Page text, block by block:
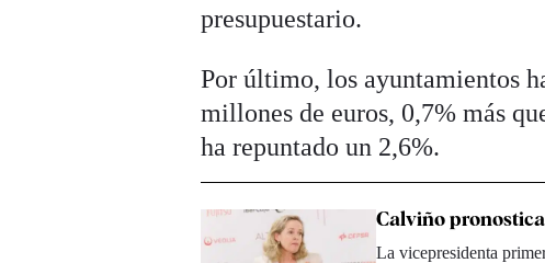
presupuestario.
Por último, los ayuntamientos
millones de euros, 0,7% más
ha repuntado un 2,6%.
Calviño
La vicepresidenta